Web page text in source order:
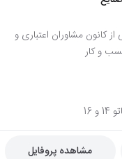
سنجی از کانون مشاوران اعتباری و
و کار
مشاهده پروفایل